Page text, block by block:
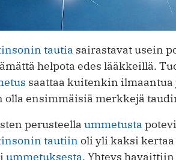
tautia sairastavat usein
helpota edes lääkkeillä.
saattaa kuitenkin
olla ensimmäisiä merkkejä
perusteella ummetusta
tautiin oli yli kaksi
ummetuksesta. Yhteys